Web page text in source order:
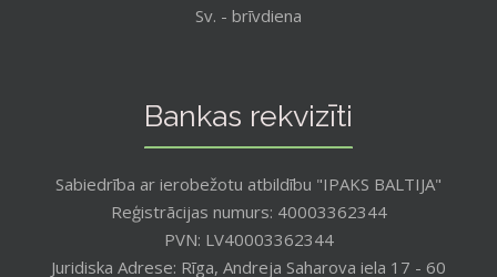
Sv. - brīvdiena
Bankas rekvizīti
Sabiedrība ar ierobežotu atbildību "IPAKS BALTIJA"
Reģistrācijas numurs: 40003362344
PVN: LV40003362344
Juridiska Adrese: Rīga, Andreja Saharova iela 17 - 60